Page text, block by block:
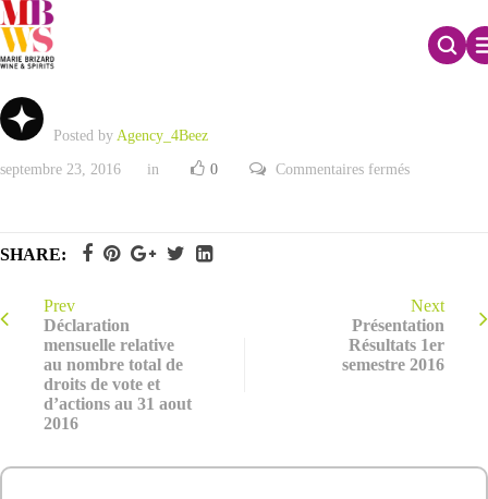
Rapport Financier – 1er Semestre 2016
Posted by Agency_4Beez
septembre 23, 2016 in 0 Commentaires ferméssur
SHARE:
Prev
Déclaration
mensuelle relative
au nombre total de
droits de vote et
d’actions au 31 aout
2016
Next
Présentation
Résultats 1er
semestre 2016